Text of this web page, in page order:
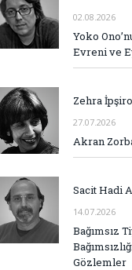
02.08.2026
Yoko
Evreni ve
Zehra
27.07.2026
Akran
Sacit Hadi
14.07.2026
Bağımsız
Gözlemler